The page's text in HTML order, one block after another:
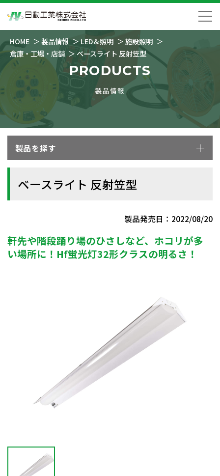
HOME 製品情報 LED＆照明
施設照明
倉庫・工場・店舗
ベースライト 反射笠型
PRODUCTS
製品情報
製品を探す
ベースライト 反射笠型
製品発売日：2022/08/20
軒先や階段踊り場のひさしなど、ホコリが多
い場所に！Hf蛍光灯32形クラスの明るさ！